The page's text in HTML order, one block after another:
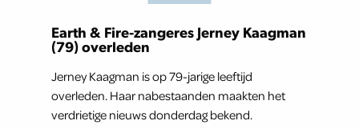
Earth & Fire-zangeres Jerney Kaagman
(79) overleden
Jerney Kaagman is op 79-jarige leeftijd
overleden. Haar nabestaanden maakten het
verdrietige nieuws donderdag bekend.